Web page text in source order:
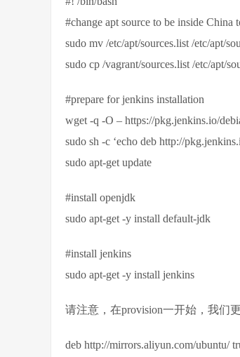
#change apt source to be inside China
sudo mv /etc/apt/sources.list /etc/apt/
sudo cp /vagrant/sources.list /etc/apt/
#prepare for jenkins installation
wget -q -O – https://pkg.jenkins.io/
sudo sh -c ‘echo deb http://
sudo apt-get update
#install openjdk
sudo apt-get -y install default-jdk
#install jenkins
sudo apt-get -y install jenkins
请注意，在provision一开始，我们
deb http://mirrors.aliyun.com/ubuntu/